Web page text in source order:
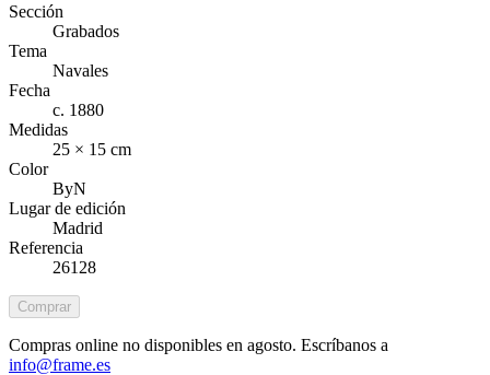
Sección
Grabados
Tema
Navales
Fecha
c. 1880
Medidas
25 × 15 cm
Color
ByN
Lugar de edición
Madrid
Referencia
26128
Comprar
Compras online no disponibles en agosto. Escríbanos a
info@frame.es